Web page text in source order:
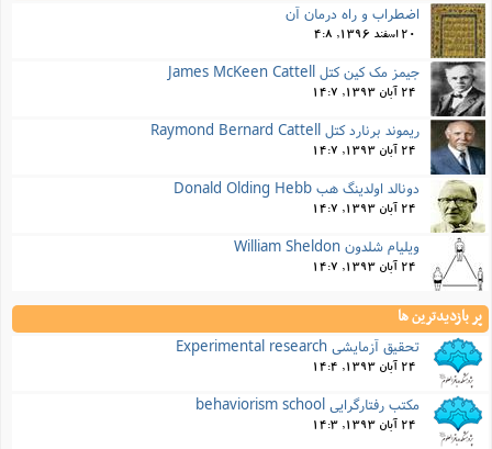
اضطراب و راه درمان آن
20 اسفند 1396, 4:8
جیمز مک کین کتل James McKeen Cattell
24 آبان 1393, 14:7
ریموند برنارد کتل Raymond Bernard Cattell
24 آبان 1393, 14:7
دونالد اولدینگ هب Donald Olding Hebb
24 آبان 1393, 14:7
ویلیام شلدون William Sheldon
24 آبان 1393, 14:7
پر بازدیدترین ها
تحقیق آزمایشی Experimental research
24 آبان 1393, 14:4
مکتب رفتارگرایی behaviorism school
24 آبان 1393, 14:3